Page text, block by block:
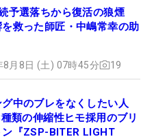
予選落ちから復活の狼煙
を救った師匠・中嶋常幸の助
8月8日 (土) 07時45分 19
グ中のブレをなくしたい人
類の伸縮性ヒモ採用のブリ
ン『ZSP-BITER LIGHT